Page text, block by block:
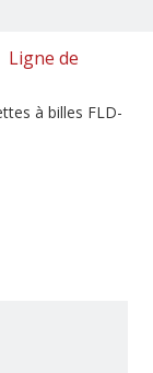
Ligne de
à billes FLD-